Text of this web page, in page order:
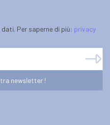
Per saperne di più: privacy
newsletter !